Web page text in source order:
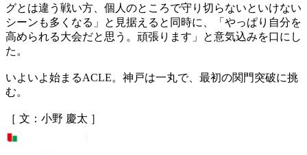
グとは違う戦い方、個人のところで守り切らないといけない
シーンも多くなる」と見据えると同時に、「やっぱり自分を
高められる大会だと思う。頑張ります」と意気込みを口にし
た。
いよいよ始まるACLE。神戸は一丸で、最初の関門突破に挑
む。
［ 文：小野 慶太 ］